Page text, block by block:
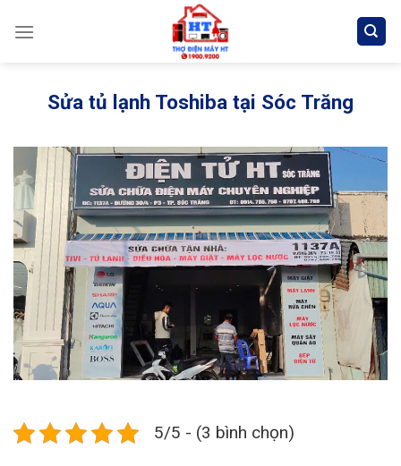
Sửa tủ lạnh Toshiba tại Sóc Trăng
5/5 - (3 bình chọn)